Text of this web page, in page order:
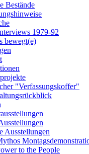
Bestände
1979-92
bewegt(e)
"Verfassungskoffer"
Ausstellungen
to the People